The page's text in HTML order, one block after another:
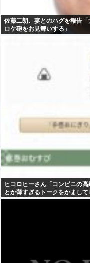
佐藤二朗、妻とのハグを報告
ロケ砲をお見舞いする」
ヒコロヒーさん「コンビニの
とか薄すぎるトークをかまして